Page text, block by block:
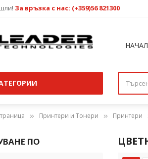
За връзка с нас: (+359)56 821300
Принтери и Тонери Принтери
ПО